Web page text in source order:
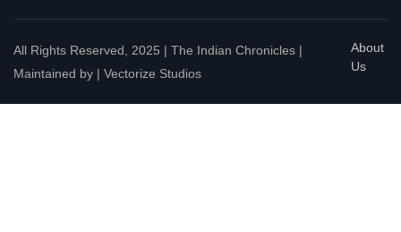
All Rights Reserved, 2025 | The Indian Chronicles |
Maintained by | Vectorize Studios
About
Us